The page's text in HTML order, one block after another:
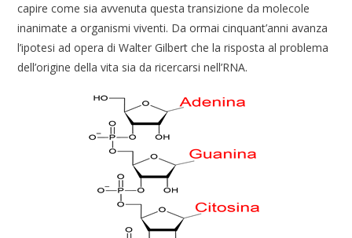
capire come sia avvenuta questa transizione da molecole
inanimate a organismi viventi. Da ormai cinquant’anni avanza
l’ipotesi ad opera di Walter Gilbert che la risposta al problema
dell’origine della vita sia da ricercarsi nell’RNA.